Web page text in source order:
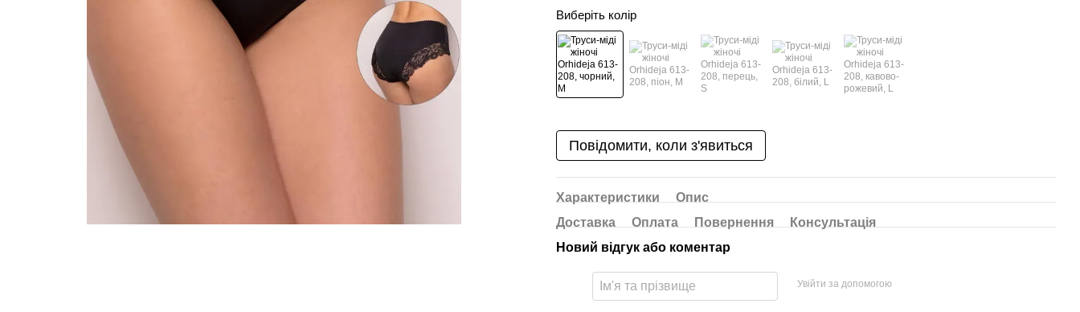
Виберіть колір
Повідомити, коли з'явиться
Характеристики
Опис
Доставка
Оплата Повернення
Консультація
Новий відгук або коментар
Увійти за допомогою